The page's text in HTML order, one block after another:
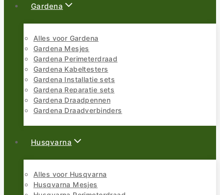
Gardena
Alles voor Gardena
Gardena Mesjes
Gardena Perimeterdraad
Gardena Kabeltesters
Gardena Installatie sets
Gardena Reparatie sets
Gardena Draadpennen
Gardena Draadverbinders
Husqvarna
Alles voor Husqvarna
Husqvarna Mesjes